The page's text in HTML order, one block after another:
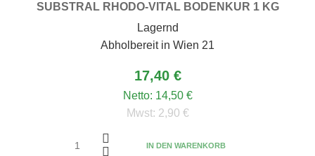
SUBSTRAL RHODO-VITAL BODENKUR 1 KG
Lagernd
Abholbereit in Wien 21
17,40 €
Netto: 14,50 €
Mwst: 2,90 €
IN DEN WARENKORB